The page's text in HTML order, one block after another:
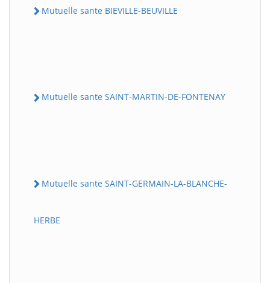
Mutuelle sante BIEVILLE-BEUVILLE
Mutuelle sante SAINT-MARTIN-DE-FONTENAY
Mutuelle sante SAINT-GERMAIN-LA-BLANCHE-
HERBE